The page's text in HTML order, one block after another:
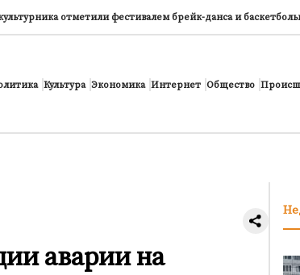
отметили фестивалем брейк-данса и
Культура Экономика Интернет Общество
аварии на